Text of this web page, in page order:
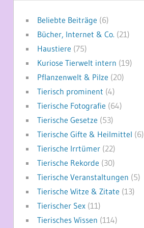
Beliebte Beiträge (6)
Bücher, Internet & Co. (21)
Haustiere (75)
Kuriose Tierwelt intern (19)
Pflanzenwelt & Pilze (20)
Tierisch prominent (4)
Tierische Fotografie (64)
Tierische Gesetze (53)
Tierische Gifte & Heilmittel (6)
Tierische Irrtümer(22)
Tierische Rekorde (30)
Tierische Veranstaltungen (5)
Tierische Witze & Zitate (13)
Tierischer Sex(11)
Tierisches Wissen (114)